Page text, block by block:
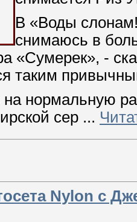
В «Воды
снимаюсь в
«Сумерек», -
таким
нормальную
сер ...
Nylon с